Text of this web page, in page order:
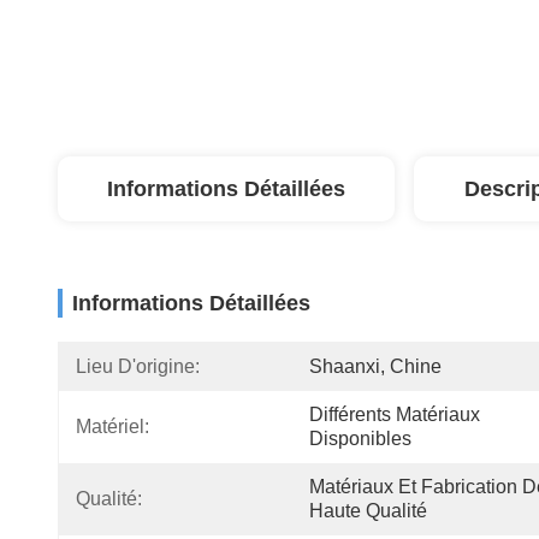
Informations Détaillées
Informations Détaillées
Lieu D'origine: Shaanxi, Chine
Matériel:
Différents Matériaux
Disponibles
Qualité:
Matériaux Et Fabrication
Haute Qualité